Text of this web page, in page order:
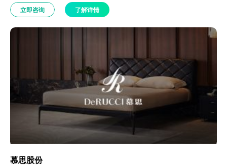
立即咨询 了解详情
慕思股份